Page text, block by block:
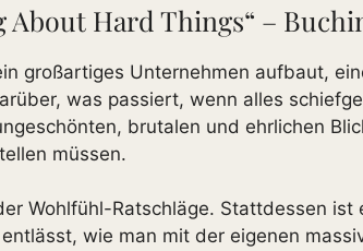
Hard Things“ –
großartiges Unternehmen aufbaut,
was passiert, wenn alles
brutalen und ehrlichen
müssen.
Wohlfühl-Ratschläge. Stattdessen
wie man mit der eigenen